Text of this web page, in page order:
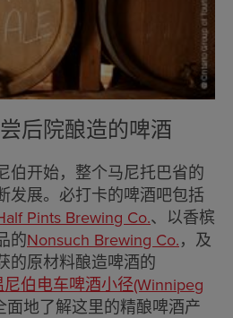
后院酿造的啤酒
伯开始，整个马尼托巴省的
发展。必打卡的啤酒吧包括
Pints Brewing Co.、以香槟
的Nonsuch Brewing Co.，及
的原材料酿造啤酒的
尼伯电车啤酒小径(Winnipeg
面地了解这里的精酿啤酒产